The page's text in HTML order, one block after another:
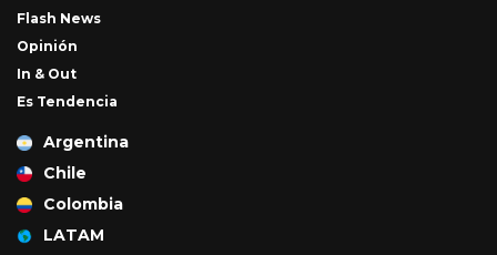
Flash News
Opinión
In & Out
Es Tendencia
Argentina
Chile
Colombia
LATAM